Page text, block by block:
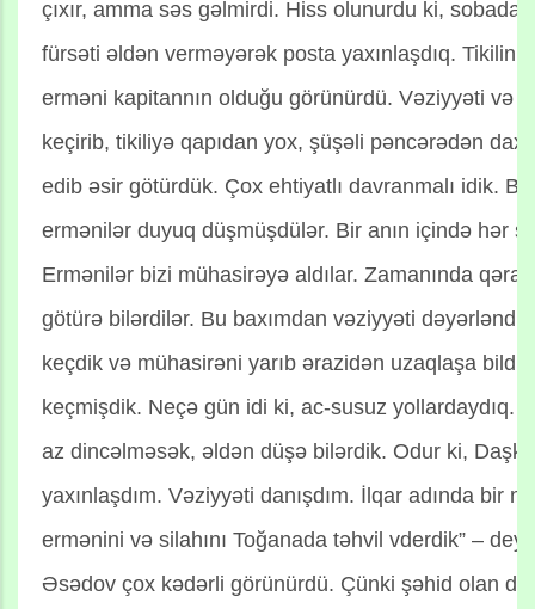
çıxır, amma səs gəlmirdi. Hiss olunurdu ki, sobada
fürsəti əldən verməyərək posta yaxınlaşdıq.
erməni kapitannın olduğu görünürdü. Vəziyyəti və
keçirib, tikiliyə qapıdan yox, şüşəli pəncərədən
edib əsir götürdük. Çox ehtiyatlı davranmalı idik.
ermənilər duyuq düşmüşdülər. Bir anın içində hər
Ermənilər bizi mühasirəyə aldılar. Zamanında
götürə bilərdilər. Bu baxımdan vəziyyəti
keçdik və mühasirəni yarıb ərazidən uzaqlaşa
keçmişdik. Neçə gün idi ki, ac-susuz yollardaydıq.
az dincəlməsək, əldən düşə bilərdik. Odur ki,
yaxınlaşdım. Vəziyyəti danışdım. İlqar adında bir
ermənini və silahını Toğanada təhvil vderdik” –
Əsədov çox kədərli görünürdü. Çünki şəhid olan